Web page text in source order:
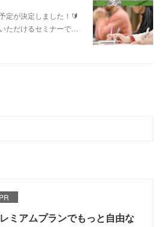
定が決定しました！🔰
ただけるセミナーで…
PR
ミアムプランでもっと自由な